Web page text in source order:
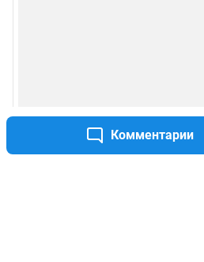
Комментарии